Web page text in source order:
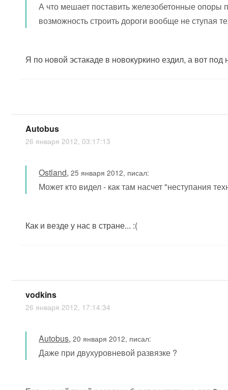
А что мешает поставить железобетонные опоры
возможность строить дороги вообще не ступая
Я по новой эстакаде в новокуркино ездил, а вот
Autobus
26 января 2012, 03:17:13
Ostland,25 января 2012, писал:
Может кто видел - как там насчет "неступания
Как и везде у нас в стране... :(
vodkins
26 января 2012, 17:14:34
Autobus,20 января 2012, писал:
Даже при двухуровневой развязке ?